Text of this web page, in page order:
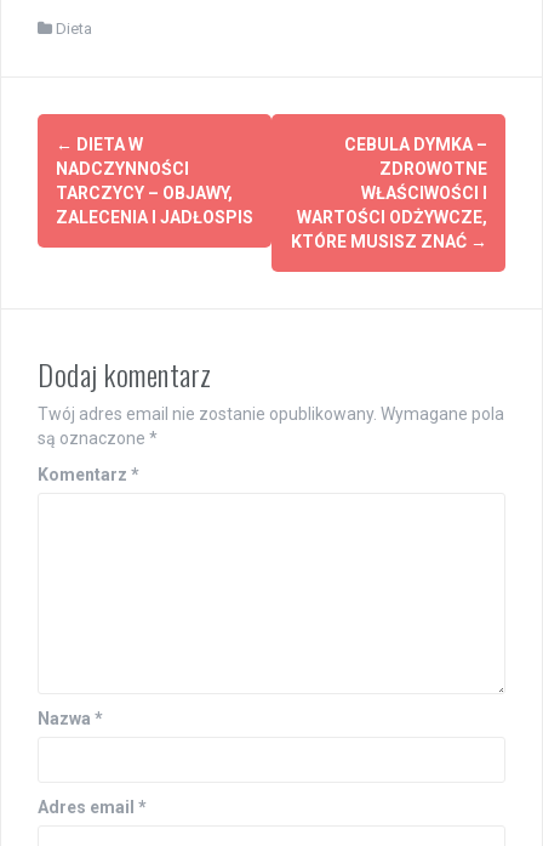
Dieta
Post
navigation
← DIETA W
NADCZYNNOŚCI
TARCZYCY – OBJAWY,
ZALECENIA I JADŁOSPIS
CEBULA DYMKA –
ZDROWOTNE
WŁAŚCIWOŚCI I
WARTOŚCI ODŻYWCZE,
KTÓRE MUSISZ ZNAĆ →
Dodaj komentarz
Twój adres email nie zostanie opublikowany. Wymagane pola
są oznaczone *
Komentarz *
Nazwa *
Adres email *